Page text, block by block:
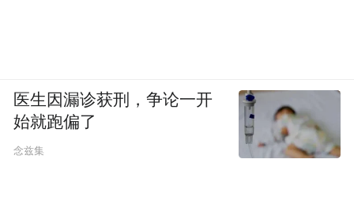
医生因漏诊获刑，争论一开
始就跑偏了
念兹集